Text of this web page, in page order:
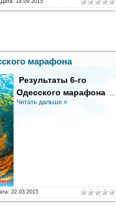
марафона
Результаты 6-го
Одесского марафона
Читать дальше »
22.03.2015